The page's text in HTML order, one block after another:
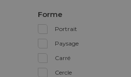
Forme
Portrait
Paysage
Carré
Cercle